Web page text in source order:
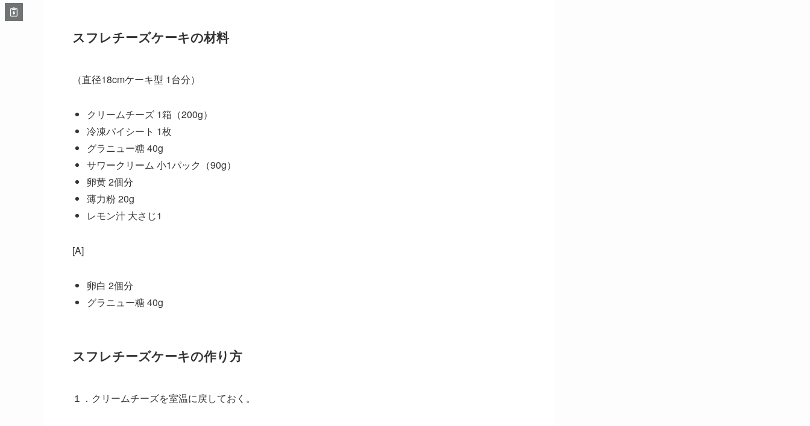
スフレチーズケーキの材料
（直径18cmケーキ型 1台分）
クリームチーズ 1箱（200g）
冷凍パイシート 1枚
グラニュー糖 40g
サワークリーム 小1パック（90g）
卵黄 2個分
薄力粉 20g
レモン汁 大さじ1
[A]
卵白 2個分
グラニュー糖 40g
スフレチーズケーキの作り方
１．クリームチーズを室温に戻しておく。